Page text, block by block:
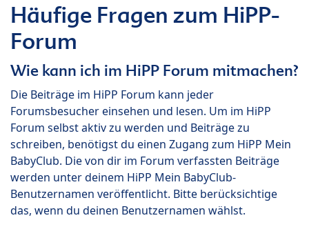
Häufige Fragen zum HiPP-
Forum
Wie kann ich im HiPP Forum mitmachen?
Die Beiträge im HiPP Forum kann jeder
Forumsbesucher einsehen und lesen. Um im HiPP
Forum selbst aktiv zu werden und Beiträge zu
schreiben, benötigst du einen Zugang zum HiPP Mein
BabyClub. Die von dir im Forum verfassten Beiträge
werden unter deinem HiPP Mein BabyClub-
Benutzernamen veröffentlicht. Bitte berücksichtige
das, wenn du deinen Benutzernamen wählst.